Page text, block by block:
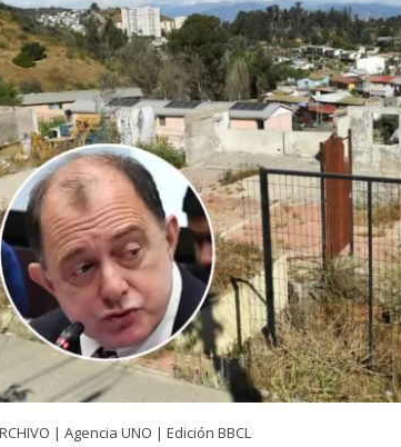
| Agencia UNO | Edición BBCL